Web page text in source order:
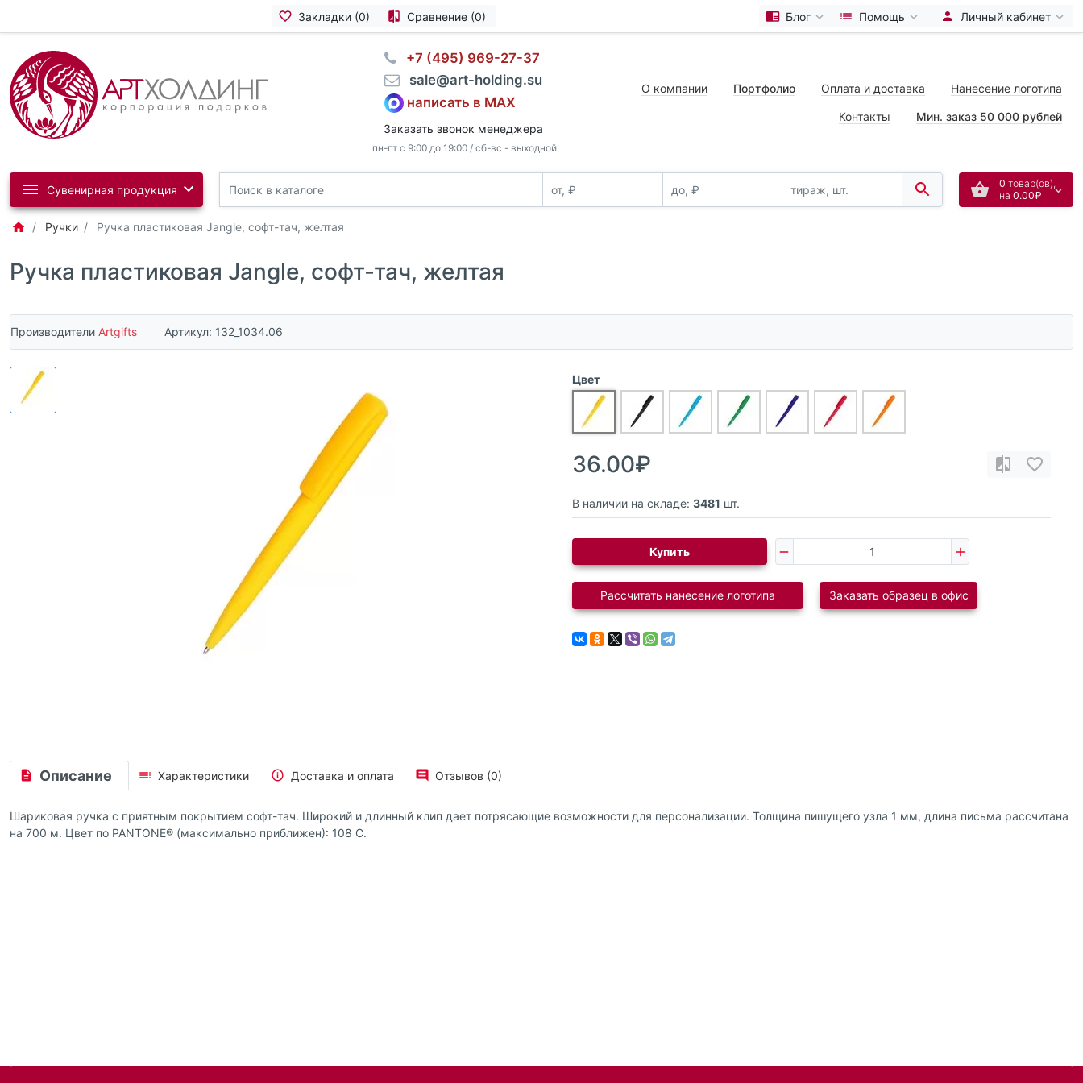
Закладки (0) Сравнение (0) Блог Помощь Личный кабинет
⠀+7 (495) 969-27-37
⠀sale@art-holding.su
написать в MAX
Заказать звонок менеджера
пн-пт с 9:00 до 19:00 / сб-вс - выходной
О компании Портфолио Оплата и доставка Нанесение логотипа
Контакты Мин. заказ 50 000 рублей
0 товар(ов),
на 0.00₽
Сувенирная продукция
Ручки Ручка пластиковая Jangle, софт-тач, желтая
Ручка пластиковая Jangle, софт-тач, желтая
Производители Artgifts Артикул: 132_1034.06
Цвет
36.00₽
В наличии на складе: 3481 шт.
Купить
Рассчитать нанесение логотипа Заказать образец в офис
Описание Характеристики Доставка и оплата Отзывов (0)
Шариковая ручка с приятным покрытием софт-тач. Широкий и длинный клип дает потрясающие возможности для персонализации. Толщина пишущего узла 1 мм, длина письма рассчитана
на 700 м. Цвет по PANTONE® (максимально приближен): 108 C.